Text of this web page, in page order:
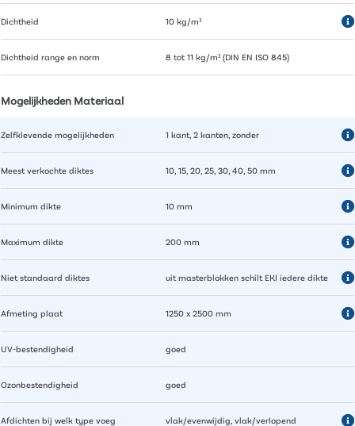
Dichtheid 10 kg/m³
Dichtheid range en norm 8 tot 11 kg/m³ (DIN EN ISO 845)
Mogelijkheden Materiaal
Zelfklevende mogelijkheden 1 kant, 2 kanten, zonder
Meest verkochte diktes 10, 15, 20, 25, 30, 40, 50 mm
Minimum dikte 10 mm
Maximum dikte 200 mm
Niet standaard diktes uit masterblokken schilt EKI iedere dikte
Afmeting plaat 1250 x 2500 mm
UV-bestendigheid goed
Ozonbestendigheid goed
Afdichten bij welk type voeg vlak/evenwijdig, vlak/verlopend